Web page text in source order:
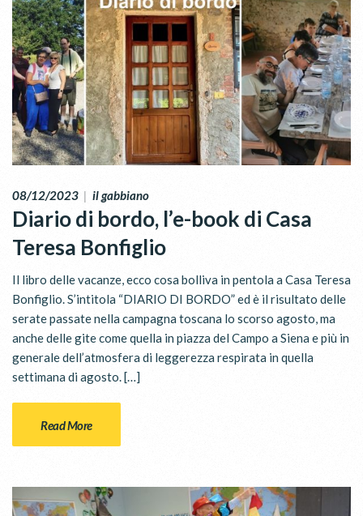
08/12/2023 | il gabbiano
Diario di bordo, l’e-book di Casa
Teresa Bonfiglio
Il libro delle vacanze, ecco cosa bolliva in pentola a Casa Teresa
Bonfiglio. S’intitola “DIARIO DI BORDO” ed è il risultato delle
serate passate nella campagna toscana lo scorso agosto, ma
anche delle gite come quella in piazza del Campo a Siena e più in
generale dell’atmosfera di leggerezza respirata in quella
settimana di agosto. […]
Read More